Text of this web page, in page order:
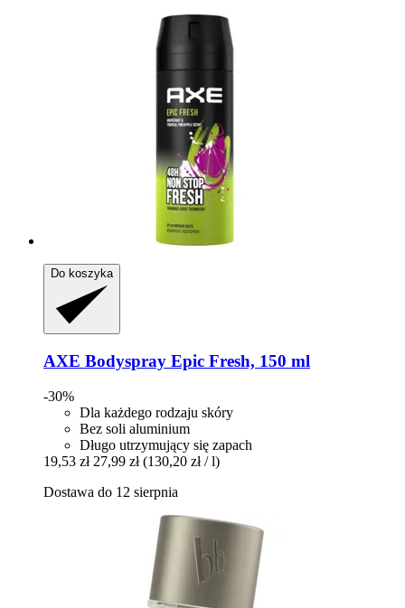
Do koszyka
AXE Bodyspray Epic Fresh, 150 ml
-30%
Dla każdego rodzaju skóry
Bez soli aluminium
Długo utrzymujący się zapach
19,53 zł 27,99 zł (130,20 zł / l)
Dostawa do 12 sierpnia